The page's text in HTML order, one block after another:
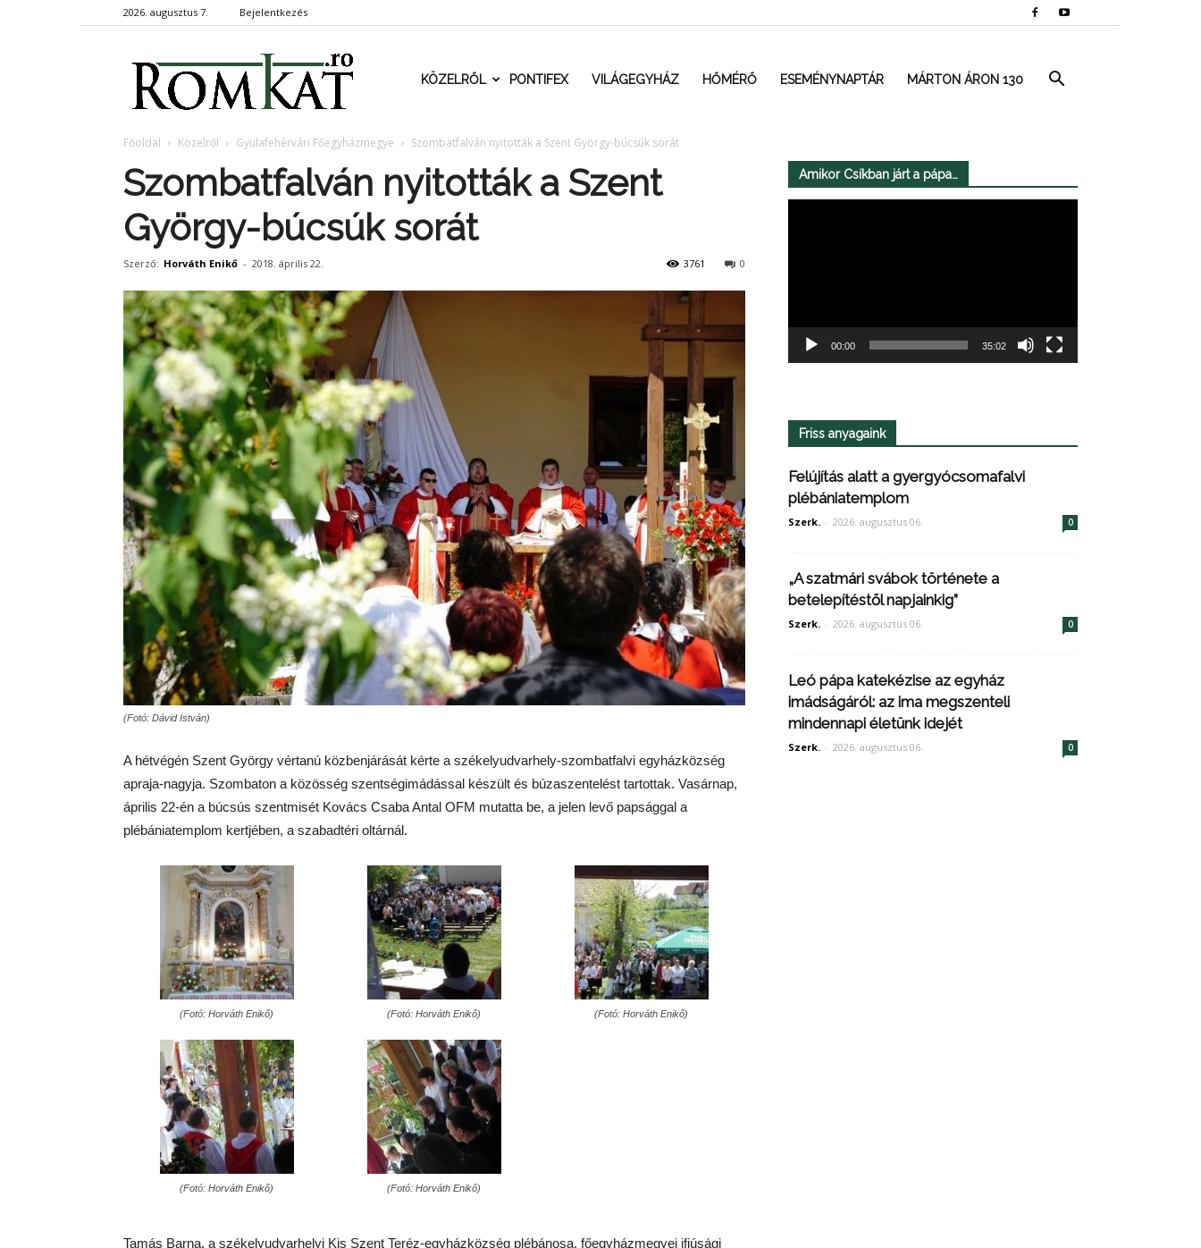
2026. augusztus 7. Bejelentkezés
RomKat.roKÖZELRŐL PONTIFEX VILÁGEGYHÁZ HŐMÉRŐ ESEMÉNYNAPTÁR MÁRTON ÁRON 130
Főoldal Közelről Gyulafehérvári Főegyházmegye Szombatfalván nyitották a Szent György-búcsúk sorát
Szombatfalván nyitották a Szent
György-búcsúk sorát
Szerző: Horváth Enikő - 2018. április 22. 0
3761
(Fotó: Dávid István)
A hétvégén Szent György vértanú közbenjárását kérte a székelyudvarhely-szombatfalvi egyházközség
apraja-nagyja. Szombaton a közösség szentségimádással készült és búzaszentelést tartottak. Vasárnap,
április 22-én a búcsús szentmisét Kovács Csaba Antal OFM mutatta be, a jelen levő papsággal a
plébániatemplom kertjében, a szabadtéri oltárnál.
(Fotó: Horváth Enikő) (Fotó: Horváth Enikő) (Fotó: Horváth Enikő)
(Fotó: Horváth Enikő) (Fotó: Horváth Enikő)
Tamás Barna, a székelyudvarhelyi Kis Szent Teréz-egyházközség plébánosa, főegyházmegyei ifjúsági
Amikor Csíkban járt a pápa…
00:00 35:02
Friss anyagaink
Felújítás alatt a gyergyócsomafalvi
plébániatemplom
Szerk. - 2026. augusztus 06. 0
„A szatmári svábok története a
betelepítéstől napjainkig”
Szerk. - 2026. augusztus 06. 0
Leó pápa katekézise az egyház
imádságáról: az ima megszenteli
mindennapi életünk idejét
Szerk. - 2026. augusztus 06. 0